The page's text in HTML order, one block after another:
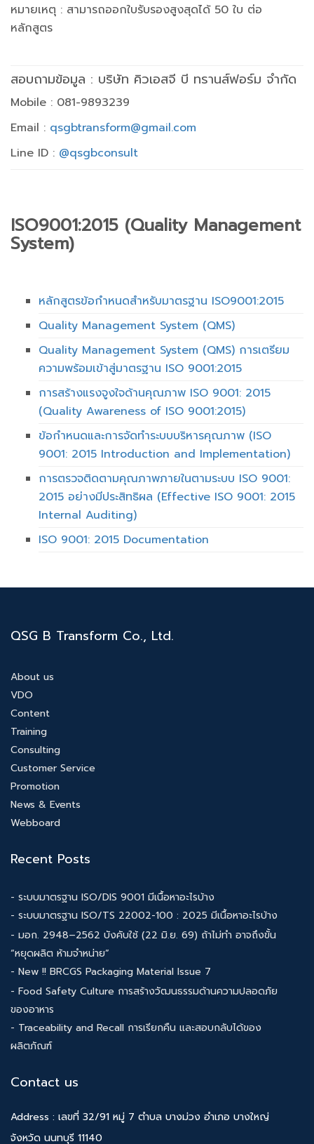
หมายเหตุ : สามารถออกใบรับรองสูงสุดได้ 50 ใบ ต่อ
หลักสูตร
สอบถามข้อมูล : บริษัท คิวเอสจี บี ทรานส์ฟอร์ม จำกัด
Mobile : 081-9893239
Email : qsgbtransform@gmail.com
Line ID : @qsgbconsult
ISO9001:2015 (Quality Management
System)
หลักสูตรข้อกำหนดสำหรับมาตรฐาน ISO9001:2015
Quality Management System (QMS)
Quality Management System (QMS) การเตรียม
ความพร้อมเข้าสู่มาตรฐาน ISO 9001:2015
การสร้างแรงจูงใจด้านคุณภาพ ISO 9001: 2015
(Quality Awareness of ISO 9001:2015)
ข้อกำหนดและการจัดทำระบบบริหารคุณภาพ (ISO
9001: 2015 Introduction and Implementation)
การตรวจติดตามคุณภาพภายในตามระบบ ISO 9001:
2015 อย่างมีประสิทธิผล (Effective ISO 9001: 2015
Internal Auditing)
ISO 9001: 2015 Documentation
QSG B Transform Co., Ltd.
About us
VDO
Content
Training
Consulting
Customer Service
Promotion
News & Events
Webboard
Recent Posts
- ระบบมาตรฐาน ISO/DIS 9001 มีเนื้อหาอะไรบ้าง
- ระบบมาตรฐาน ISO/TS 22002-100 : 2025 มีเนื้อหาอะไรบ้าง
- มอก. 2948–2562 บังคับใช้ (22 มิ.ย. 69) ถ้าไม่ทำ อาจถึงขั้น
“หยุดผลิต ห้ามจำหน่าย”
- New !! BRCGS Packaging Material Issue 7
- Food Safety Culture การสร้างวัฒนธรรมด้านความปลอดภัย
ของอาหาร
- Traceability and Recall การเรียกคืน และสอบกลับได้ของ
ผลิตภัณฑ์
Contact us
Address : เลขที่ 32/91 หมู่ 7 ตำบล บางม่วง อำเภอ บางใหญ่
จังหวัด นนทบุรี 11140